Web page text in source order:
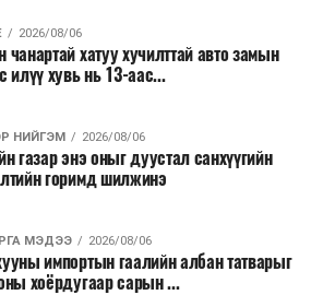
байх, аялал, амралт, зугаалга,
спортын арга хэмжээг зохион
төрийн албанд шинэ орон тоо бий
хүчний хэрэглээг хэмнэх, хурал,
шилжүүлэх, төрийн албан
цахимаар ажиллуулах арга
үүрэг болголоо.
сайжирч, эдийн засгийн нөхцөл
болсон тохиолдолд эдгээр
шаттайгаар сулруулах юм.
2026/08/06
хатуу хучилттай авто замын
илүү хувь нь 13-аас...
НИЙГЭМ 2026/08/06
газар энэ оныг дуустал санхүүгийн
горимд шилжинэ
МЭДЭЭ 2026/08/06
импортын гаалийн албан татварыг
хоёрдугаар сарын ...